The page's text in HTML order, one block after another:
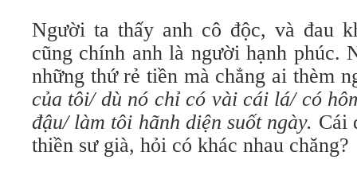
Người ta thấy anh cô độc, và đau
cũng chính anh là người hạnh phúc.
những thứ rẻ tiền mà chẳng ai thèm
của tôi/ dù nó chỉ có vài cái lá/ có
đậu/ làm tôi hãnh diện suốt ngày. Cái
thiền sư già, hỏi có khác nhau chăng?